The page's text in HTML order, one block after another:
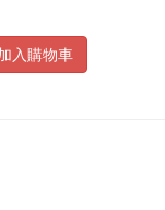
入購物車